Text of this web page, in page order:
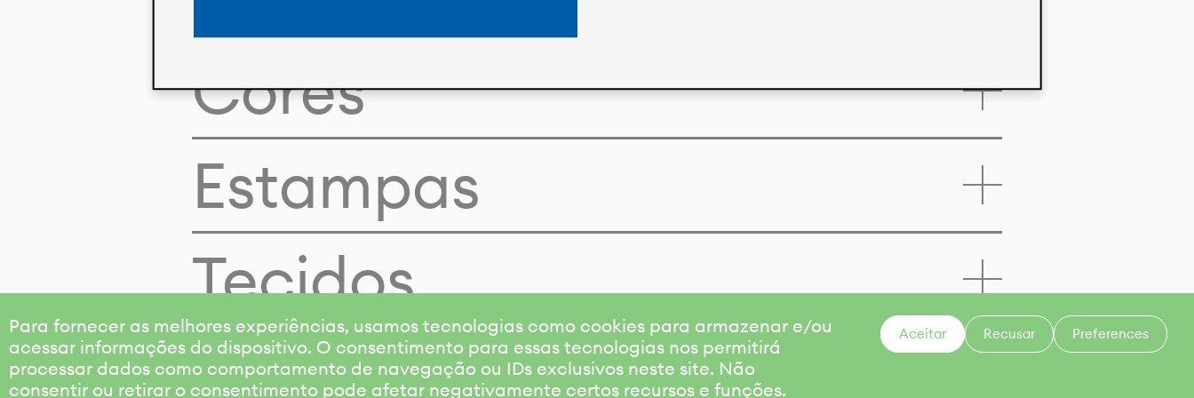
Para fornecer as melhores experiências, usamos tecnologias como cookies para armazenar e/ou
acessar informações do dispositivo. O consentimento para essas tecnologias nos permitirá
processar dados como comportamento de navegação ou IDs exclusivos neste site. Não
consentir ou retirar o consentimento pode afetar negativamente certos recursos e funções.
Aceitar Recusar Preferences
Cores
Estampas
Tecidos